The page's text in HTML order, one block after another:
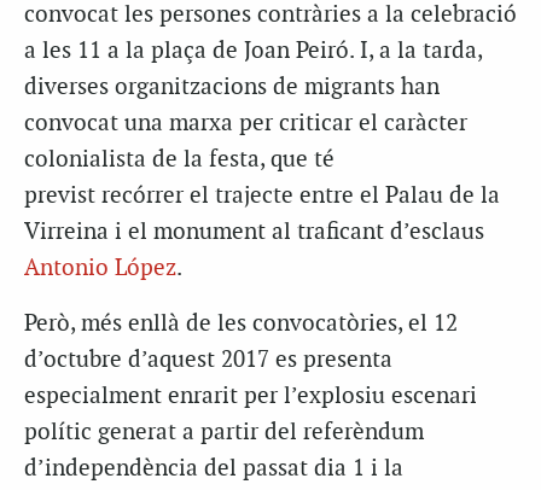
convocat les persones contràries a la celebració
a les 11 a la plaça de Joan Peiró. I, a la tarda,
diverses organitzacions de migrants han
convocat una marxa per criticar el caràcter
colonialista de la festa, que té
previst recórrer el trajecte entre el Palau de la
Virreina i el monument al traficant d’esclaus
Antonio López.
Però, més enllà de les convocatòries, el 12
d’octubre d’aquest 2017 es presenta
especialment enrarit per l’explosiu escenari
polític generat a partir del referèndum
d’independència del passat dia 1 i la